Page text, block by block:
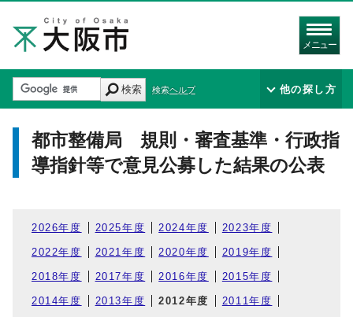
メニュー
検索 検索ヘルプ 他の探し方
都市整備局 規則・審査基準・行政指
導指針等で意見公募した結果の公表
2026年度 2025年度 2024年度 2023年度
2022年度 2021年度 2020年度 2019年度
2018年度 2017年度 2016年度 2015年度
2014年度 2013年度 2012年度 2011年度